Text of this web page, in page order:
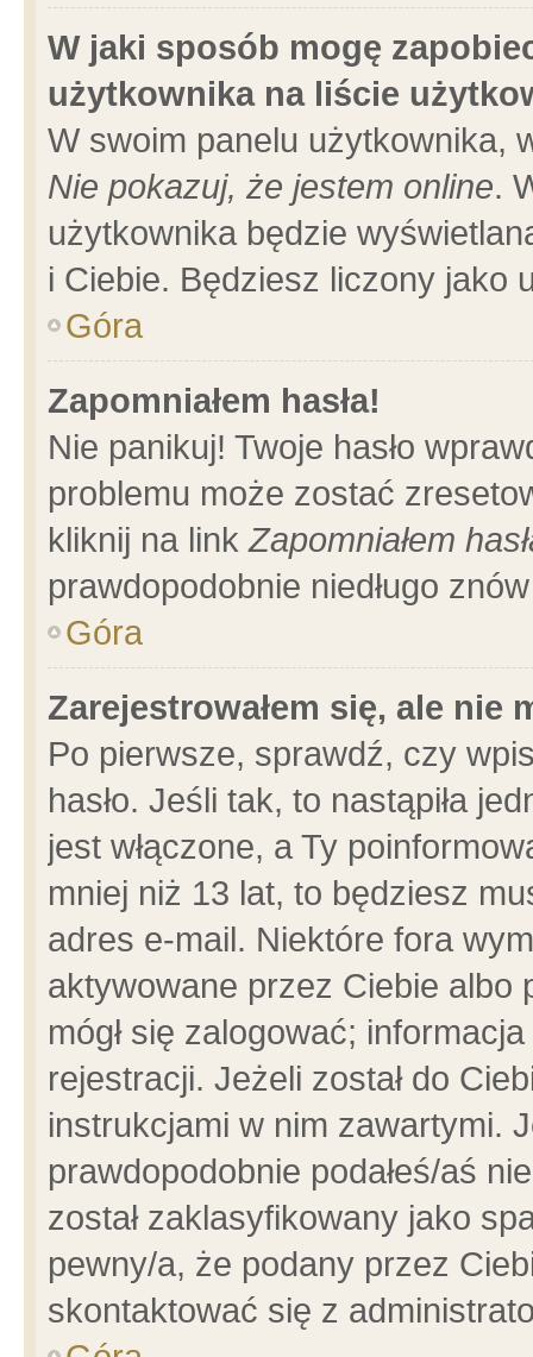
W jaki sposób mogę
użytkownika na liście
W swoim panelu użytkownika,
Nie pokazuj, że jestem online.
użytkownika będzie
i Ciebie. Będziesz liczony jako
Góra
Zapomniałem hasła!
Nie panikuj! Twoje hasło
problemu może zostać
kliknij na linkZapomniałem
prawdopodobnie niedługo
Góra
Zarejestrowałem się, ale nie
Po pierwsze, sprawdź, czy
hasło. Jeśli tak, to nastąpiła
jest włączone, a Ty
mniej niż 13 lat, to będziesz
adres e-mail. Niektóre fora
aktywowane przez Ciebie albo
mógł się zalogować;
rejestracji. Jeżeli został do
instrukcjami w nim zawartymi.
prawdopodobnie podałeś/aś
został zaklasyfikowany jako
pewny/a, że podany przez
skontaktować się z